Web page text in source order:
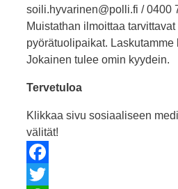
soili.hyvarinen@polli.fi / 0400
Muistathan ilmoittaa
pyörätuolipaikat. Laskutamme
Jokainen tulee omin kyydein.
Tervetuloa
Klikkaa sivu sosiaaliseen
välität!
Facebook